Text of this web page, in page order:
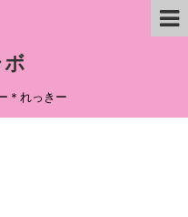
ボ
＊れっきー